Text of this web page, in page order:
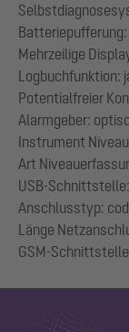
Batteriepufferung:
Mehrzeilige
Logbuchfunktion:
Potentialfreier
Alarmgeber:
Instrument
Art
USB-
Anschlusstyp:
Länge